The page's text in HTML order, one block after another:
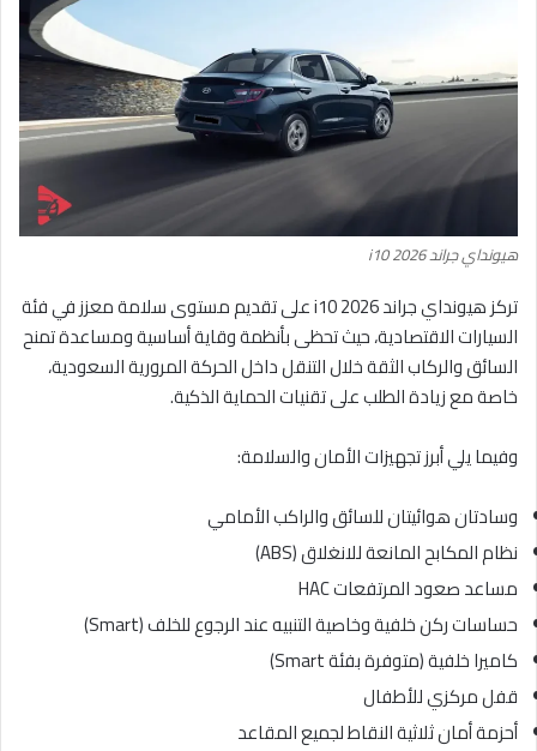
هيونداي جراند i10 2026
تركز هيونداي جراند i10 2026 على تقديم مستوى سلامة معزز في فئة
السيارات الاقتصادية، حيث تحظى بأنظمة وقاية أساسية ومساعدة تمنح
السائق والركاب الثقة خلال التنقل داخل الحركة المرورية السعودية،
خاصة مع زيادة الطلب على تقنيات الحماية الذكية.
وفيما يلي أبرز تجهيزات الأمان والسلامة:
وسادتان هوائيتان للسائق والراكب الأمامي
نظام المكابح المانعة للانغلاق (ABS)
مساعد صعود المرتفعات HAC
حساسات ركن خلفية وخاصية التنبيه عند الرجوع للخلف (Smart)
كاميرا خلفية (متوفرة بفئة Smart)
قفل مركزي للأطفال
أحزمة أمان ثلاثية النقاط لجميع المقاعد